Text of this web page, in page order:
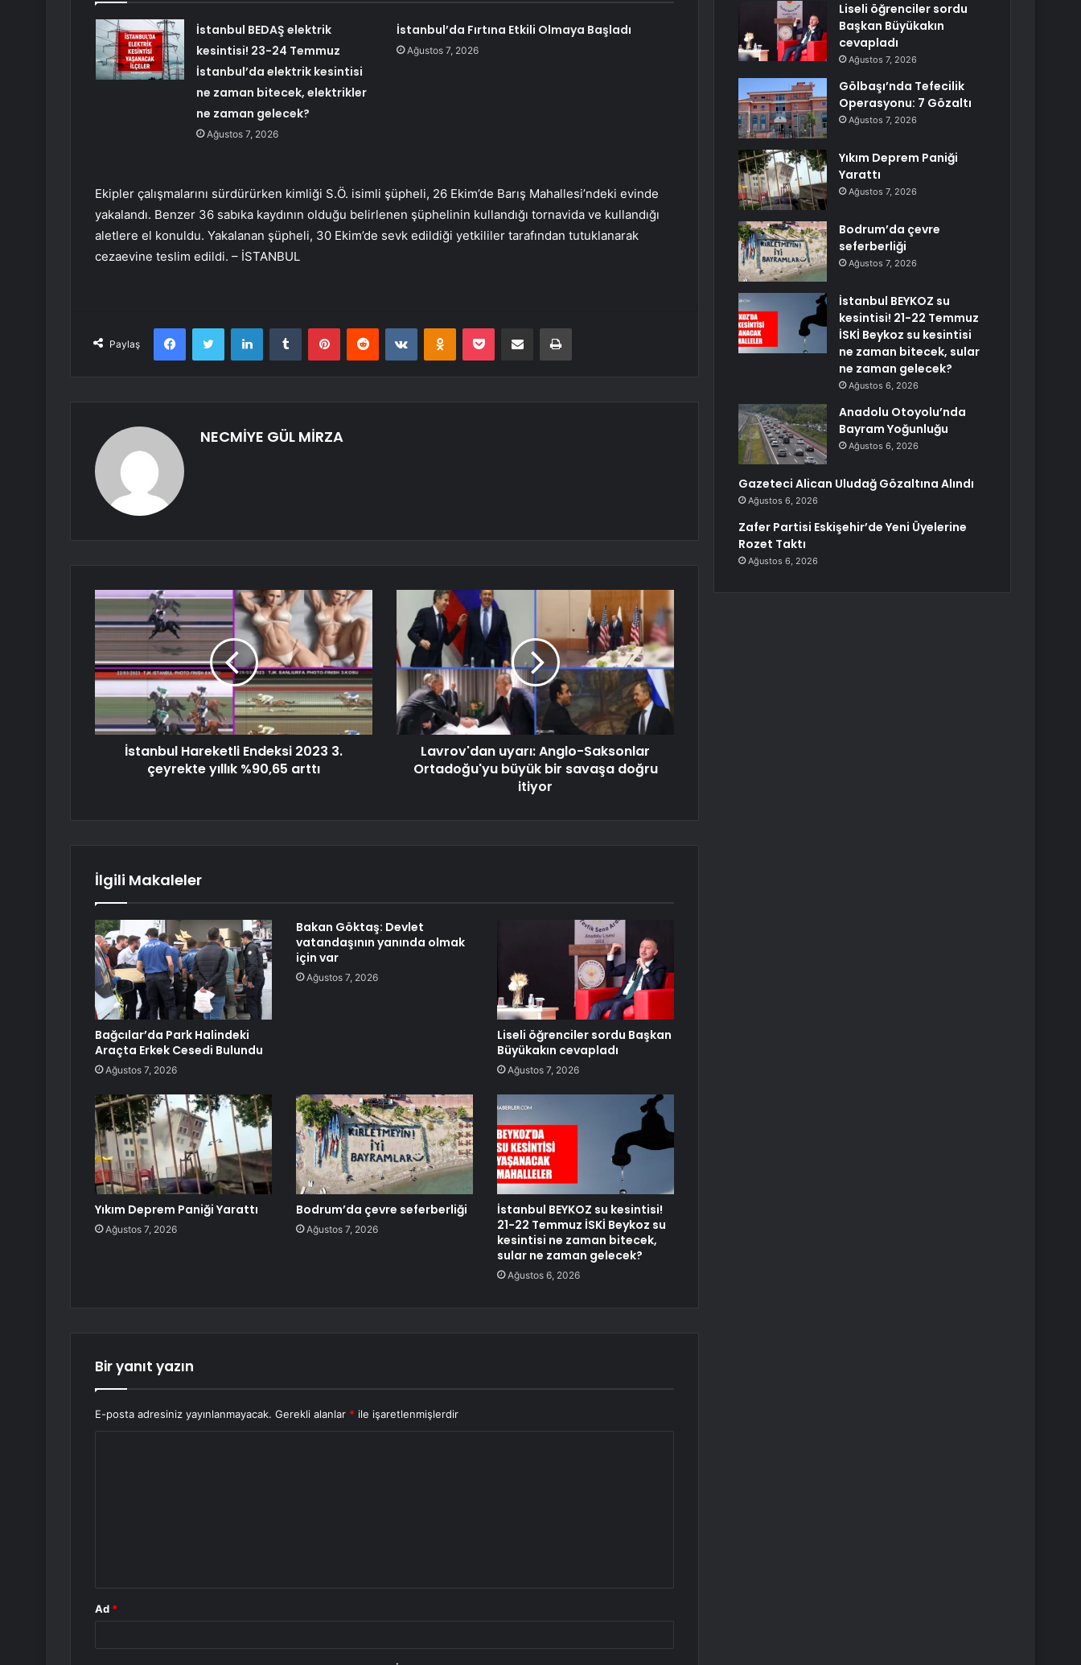
İstanbul BEDAŞ elektrik
kesintisi! 23-24 Temmuz
İstanbul’da elektrik kesintisi
ne zaman bitecek, elektrikler
ne zaman gelecek?
Ağustos 7, 2026
İstanbul’da Fırtına Etkili Olmaya Başladı
Ağustos 7, 2026
Ekipler çalışmalarını sürdürürken kimliği S.Ö. isimli şüpheli, 26 Ekim’de Barış Mahallesi’ndeki evinde
yakalandı. Benzer 36 sabıka kaydının olduğu belirlenen şüphelinin kullandığı tornavida ve kullandığı
aletlere el konuldu. Yakalanan şüpheli, 30 Ekim’de sevk edildiği yetkililer tarafından tutuklanarak
cezaevine teslim edildi. – İSTANBUL
Paylaş
FacebookTwitter LinkedInTumblr PinterestReddit VKontakteOdnoklassniki
Pocket E-Posta ile paylaş Yazdır
NECMİYE GÜL MİRZA
İstanbul Hareketli Endeksi 2023 3.
çeyrekte yıllık %90,65 arttı
Lavrov'dan uyarı: Anglo-Saksonlar
Ortadoğu'yu büyük bir savaşa doğru
itiyor
İlgili Makaleler
Bağcılar’da Park Halindeki
Araçta Erkek Cesedi Bulundu
Ağustos 7, 2026
Bakan Göktaş: Devlet
vatandaşının yanında olmak
için var
Ağustos 7, 2026
Liseli öğrenciler sordu Başkan
Büyükakın cevapladı
Ağustos 7, 2026
Yıkım Deprem Paniği Yarattı
Ağustos 7, 2026
Bodrum’da çevre seferberliği
Ağustos 7, 2026
İstanbul BEYKOZ su kesintisi!
21-22 Temmuz İSKİ Beykoz su
kesintisi ne zaman bitecek,
sular ne zaman gelecek?
Ağustos 6, 2026
Bir yanıt yazın
E-posta adresiniz yayınlanmayacak. Gerekli alanlar * ile işaretlenmişlerdir
Ad *
Liseli öğrenciler sordu
Başkan Büyükakın
cevapladı
Ağustos 7, 2026
Gölbaşı’nda Tefecilik
Operasyonu: 7 Gözaltı
Ağustos 7, 2026
Yıkım Deprem Paniği
Yarattı
Ağustos 7, 2026
Bodrum’da çevre
seferberliği
Ağustos 7, 2026
İstanbul BEYKOZ su
kesintisi! 21-22 Temmuz
İSKİ Beykoz su kesintisi
ne zaman bitecek, sular
ne zaman gelecek?
Ağustos 6, 2026
Anadolu Otoyolu’nda
Bayram Yoğunluğu
Ağustos 6, 2026
Gazeteci Alican Uludağ Gözaltına Alındı
Ağustos 6, 2026
Zafer Partisi Eskişehir’de Yeni Üyelerine
Rozet Taktı
Ağustos 6, 2026